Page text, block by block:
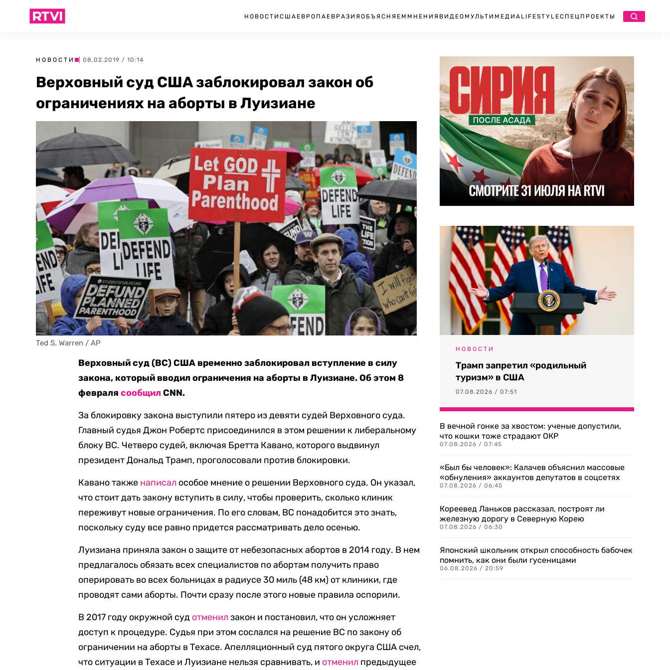
НОВОСТИ США ЕВРОПА ЕВРАЗИЯ ОБЪЯСНЯЕМ МНЕНИЯ ВИДЕО МУЛЬТИМЕДИА LIFESTYLEСПЕЦПРОЕКТЫ
НОВОСТИ | 08.02.2019 / 10:14
Верховный суд США заблокировал закон об
ограничениях на аборты в Луизиане
Ted S. Warren / AP
Верховный суд (ВС) США временно заблокировал вступление в силу
закона, который вводил ограничения на аборты в Луизиане. Об этом 8
февралясообщилCNN.
За блокировку закона выступили пятеро из девяти судей Верховного суда.
Главный судья Джон Робертс присоединился в этом решении к либеральному
блоку ВС. Четверо судей, включая Бретта Кавано, которого выдвинул
президент Дональд Трамп, проголосовали против блокировки.
Кавано также написал особое мнение о решении Верховного суда. Он указал,
что стоит дать закону вступить в силу, чтобы проверить, сколько клиник
переживут новые ограничения. По его словам, ВС понадобится это знать,
поскольку суду все равно придется рассматривать дело осенью.
Луизиана приняла закон о защите от небезопасных абортов в 2014 году. В нем
предлагалось обязать всех специалистов по абортам получить право
оперировать во всех больницах в радиусе 30 миль (48 км) от клиники, где
проводят сами аборты. Почти сразу после этого новые правила оспорили.
В 2017 году окружной суд отменил закон и постановил, что он усложняет
доступ к процедуре. Судья при этом сослался на решение ВС по закону об
ограничении на аборты в Техасе. Апелляционный суд пятого округа США счел,
что ситуации в Техасе и Луизиане нельзя сравнивать, и отменил предыдущее
НОВОСТИ
Трамп запретил «родильный
туризм» в США
07.08.2026 / 07:51
В вечной гонке за хвостом: ученые допустили,
что кошки тоже страдают ОКР
07.08.2026 / 07:45
«Был бы человек»: Калачев объяснил массовые
«обнуления» аккаунтов депутатов в соцсетях
07.08.2026 / 06:45
Кореевед Ланьков рассказал, построят ли
железную дорогу в Северную Корею
07.08.2026 / 06:30
Японский школьник открыл способность бабочек
помнить, как они были гусеницами
06.08.2026 / 20:59